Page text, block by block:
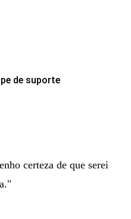
de suporte
certeza de que serei